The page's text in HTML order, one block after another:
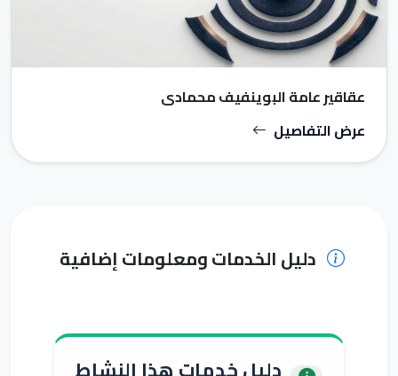
عقاقير عامة البوينفيف محمادي
عرض التفاصيل
دليل الخدمات ومعلومات إضافية